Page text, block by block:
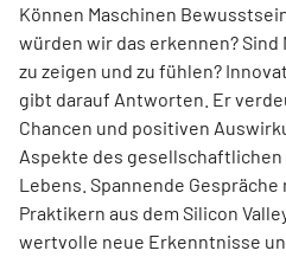
Können Maschinen
würden wir das erkennen?
zu zeigen und zu fühlen?
gibt darauf Antworten. Er
Chancen und positiven
Aspekte des
Lebens. Spannende
Praktikern aus dem Silicon
wertvolle neue Erkenntnisse